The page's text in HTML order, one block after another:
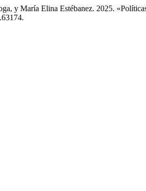
y María Elina Estébanez. 2025.